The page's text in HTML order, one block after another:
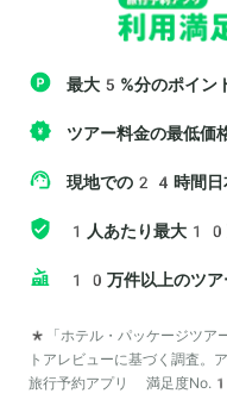
最大5%分のポイン
ツアー料金の最低
現地での24時間日
1人あたり最大10
10万件以上のツア
*「ホテル・パッケージツア
トアレビューに基づく調
旅行予約アプリ 満足度No.1